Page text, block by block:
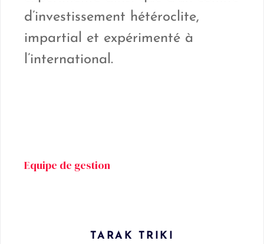
d’investissement hétéroclite,
impartial et expérimenté à
l’international.
Equipe de gestion
TARAK TRIKI